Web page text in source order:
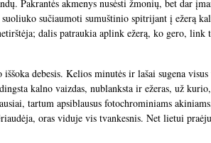
Pakrantės akmenys nusėsti žmonių, bet dar
sučiaumoti sumuštinio spitrijant į ežerą
dalis patraukia aplink ežerą, ko gero,
debesis. Kelios minutės ir lašai sugena
kalno vaizdas, nublanksta ir ežeras, už
tartum apsiblausus fotochrominiams
oras viduje vis tvankesnis. Net lietui